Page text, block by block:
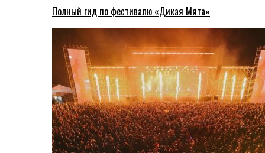
Полный гид по фестивалю «Дикая Мята»